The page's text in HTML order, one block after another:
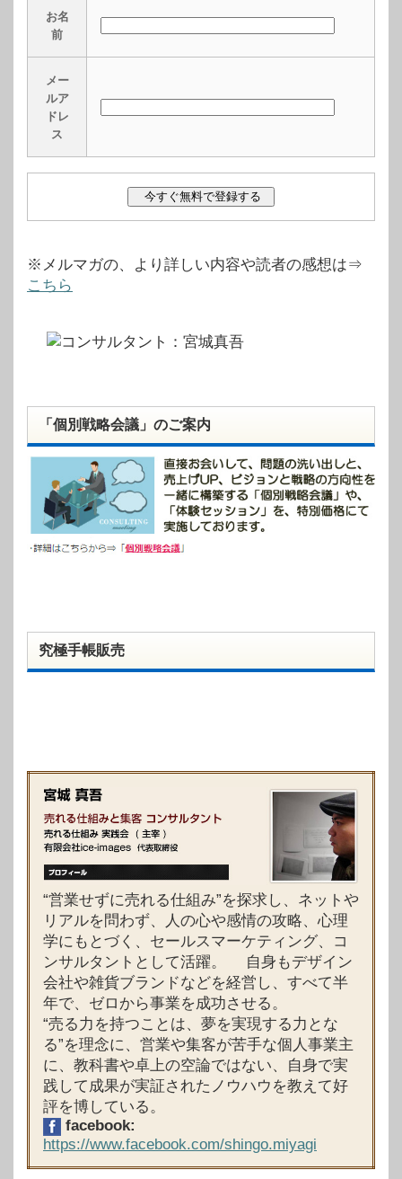
お名
前
メー
ルア
ドレ
ス
※メルマガの、より詳しい内容や読者の感想は⇒
こちら
「個別戦略会議」のご案内
究極手帳販売
“営業せずに売れる仕組み”を探求し、ネットや
リアルを問わず、人の心や感情の攻略、心理
学にもとづく、セールスマーケティング、コ
ンサルタントとして活躍。 自身もデザイン
会社や雑貨ブランドなどを経営し、すべて半
年で、ゼロから事業を成功させる。
“売る力を持つことは、夢を実現する力とな
る”を理念に、営業や集客が苦手な個人事業主
に、教科書や卓上の空論ではない、自身で実
践して成果が実証されたノウハウを教えて好
評を博している。
facebook:
https://www.facebook.com/shingo.miyagi